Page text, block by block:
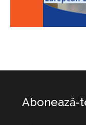
Abonează-